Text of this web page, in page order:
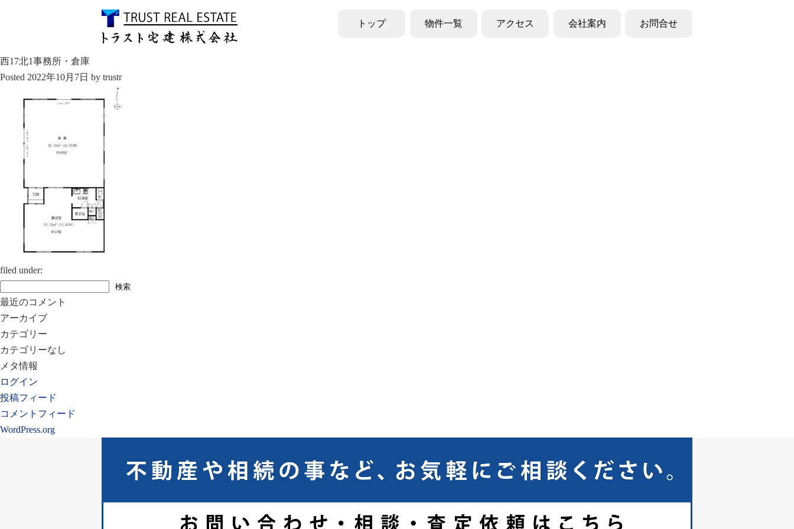
トップ 物件一覧 アクセス 会社案内 お問合せ
西17北1事務所・倉庫
Posted 2022年10月7日 by trustr
filed under:
索:
検索
最近のコメント
アーカイブ
カテゴリー
カテゴリーなし
メタ情報
ログイン
投稿フィード
コメントフィード
WordPress.org